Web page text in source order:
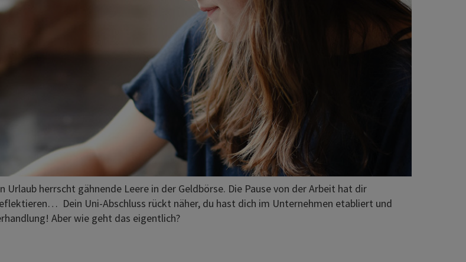
herrscht gähnende Leere in der Geldbörse. Die Pause von der Arbeit hat dir
Dein Uni-Abschluss rückt näher, du hast dich im Unternehmen etabliert und
Aber wie geht das eigentlich?